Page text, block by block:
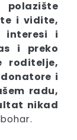
i vidite,
interesi i
i preko
roditelje,
i
radu,
nikad